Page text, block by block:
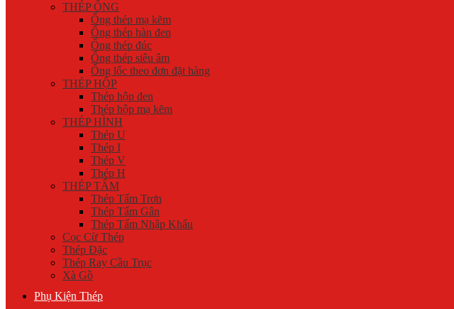
THÉP ỐNG
Ống thép mạ kẽm
Ống thép hàn đen
Ống thép đúc
Ống thép siêu âm
Ống lốc theo đơn đặt hàng
THÉP HỘP
Thép hộp đen
Thép hộp mạ kẽm
THÉP HÌNH
Thép U
Thép I
Thép V
Thép H
THÉP TẤM
Thép Tấm Trơn
Thép Tấm Gân
Thép Tấm Nhập Khẩu
Cọc Cừ Thép
Thép Đặc
Thép Ray Cầu Trục
Xà Gồ
Phụ Kiện Thép